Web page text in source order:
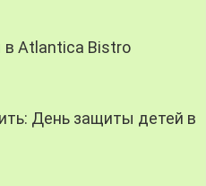
Atlantica Bistro
День защиты детей в